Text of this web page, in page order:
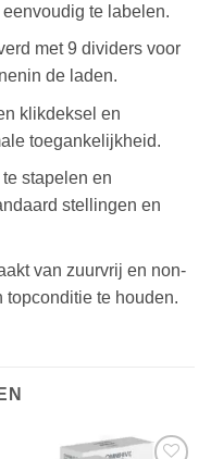
te labelen.
met 9 dividers voor
de laden.
klikdeksel en
toegankelijkheid.
stapelen en
stellingen en
van zuurvrij en non-
topconditie te houden.